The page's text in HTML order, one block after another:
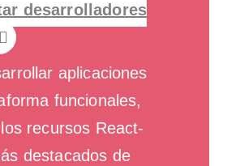
desarrolladores
aplicaciones
funcionales,
recursos React-
destacados de